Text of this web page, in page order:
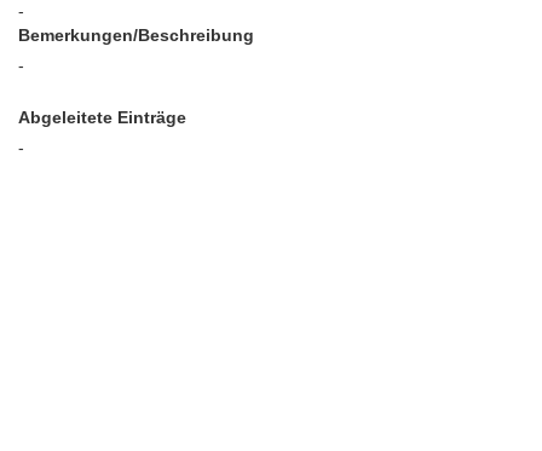
-
Bemerkungen/Beschreibung
-
Abgeleitete Einträge
-